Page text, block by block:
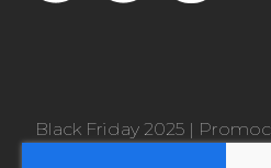
Black Friday 2025 |